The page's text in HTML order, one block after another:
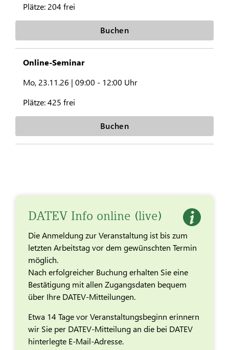
Plätze: 204 frei
Buchen
Online-Seminar
Mo, 23.11.26 | 09:00 - 12:00 Uhr
Plätze:425 frei
Buchen
DATEV Info online (live)
Die Anmeldung zur Veranstaltung ist bis zum
letzten Arbeitstag vor dem gewünschten Termin
möglich.
Nach erfolgreicher Buchung erhalten Sie eine
Bestätigung mit allen Zugangsdaten bequem
über Ihre DATEV-Mitteilungen.
Etwa 14 Tage vor Veranstaltungsbeginn erinnern
wir Sie per DATEV-Mitteilung an die bei DATEV
hinterlegte E-Mail-Adresse.